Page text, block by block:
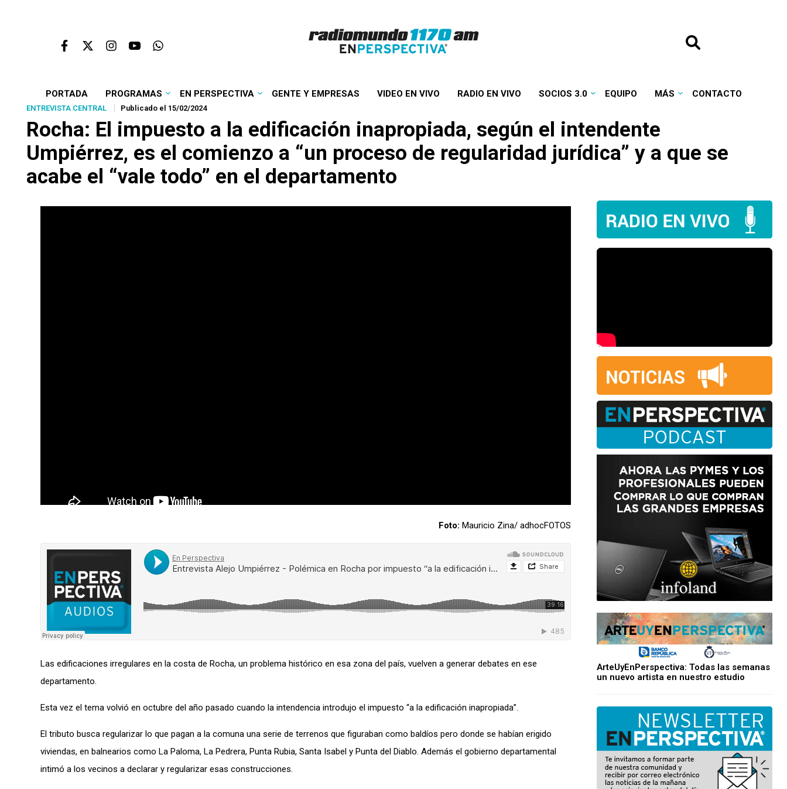
PORTADA PROGRAMAS EN PERSPECTIVA GENTE Y EMPRESAS VIDEO EN VIVO RADIO EN VIVO SOCIOS 3.0 EQUIPO MÁS CONTACTO
ENTREVISTA CENTRAL Publicado el 15/02/2024
Rocha: El impuesto a la edificación inapropiada, según el intendente
Umpiérrez, es el comienzo a “un proceso de regularidad jurídica” y a que se
acabe el “vale todo” en el departamento
Foto: Mauricio Zina/ adhocFOTOS
Las edificaciones irregulares en la costa de Rocha, un problema histórico en esa zona del país, vuelven a generar debates en ese
departamento.
Esta vez el tema volvió en octubre del año pasado cuando la intendencia introdujo el impuesto “a la edificación inapropiada”.
El tributo busca regularizar lo que pagan a la comuna una serie de terrenos que figuraban como baldíos pero donde se habían erigido
viviendas, en balnearios como La Paloma, La Pedrera, Punta Rubia, Santa Isabel y Punta del Diablo. Además el gobierno departamental
intimó a los vecinos a declarar y regularizar esas construcciones.
ArteUyEnPerspectiva: Todas las semanas
un nuevo artista en nuestro estudio